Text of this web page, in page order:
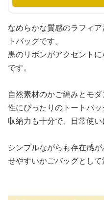
なめらかな質感のラフィ
トバッグです。
黒のリボンがアクセント
です。
自然素材のかご編みとモ
性にぴったりのトートバッ
収納力も十分で、日常使い
シンプルながらも存在感
せやすいかごバッグとして